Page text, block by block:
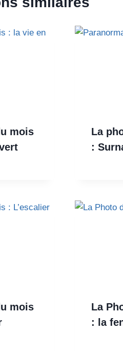
mois
La
:
mois
La
: la